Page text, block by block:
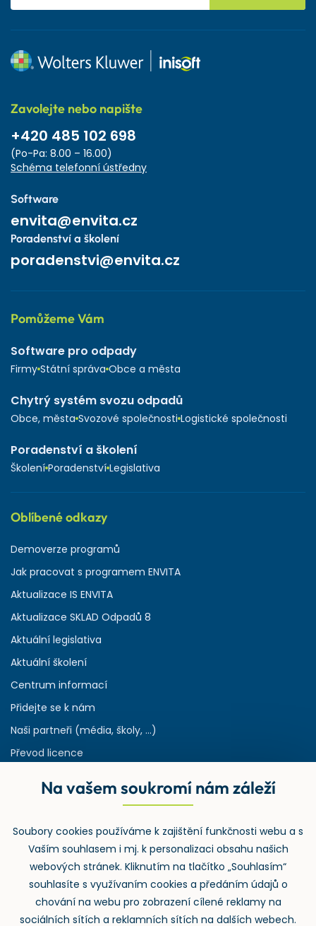
Zavolejte nebo napište
+420 485 102 698
(Po-Pa: 8.00 – 16.00)
Schéma telefonní ústředny
Software
envita@envita.cz
Poradenství a školení
poradenstvi@envita.cz
Pomůžeme Vám
Software pro odpady
Firmy Státní správa Obce a města
Chytrý systém svozu odpadů
Obce, města Svozové společnosti Logistické společnosti
Poradenství a školení
Školení Poradenství Legislativa
Oblíbené odkazy
Demoverze programů
Jak pracovat s programem ENVITA
Aktualizace IS ENVITA
Aktualizace SKLAD Odpadů 8
Aktuální legislativa
Aktuální školení
Centrum informací
Přidejte se k nám
Naši partneři (média, školy, ...)
Převod licence
Rejstřík používaných zkratek v odpadech
Zpětný odběr
Na vašem soukromí nám záleží
Soubory cookies používáme k zajištění funkčnosti webu a s
Vaším souhlasem i mj. k personalizaci obsahu našich
webových stránek. Kliknutím na tlačítko „Souhlasím“
souhlasíte s využívaním cookies a předáním údajů o
chování na webu pro zobrazení cílené reklamy na
sociálních sítích a reklamních sítích na dalších webech.